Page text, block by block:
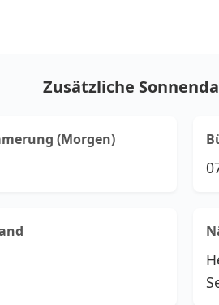
Zusätzliche
(Morgen)